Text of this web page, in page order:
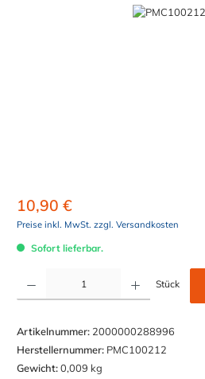
Bildergalerie überspringen
10,90 €
Preise inkl. MwSt. zzgl. Versandkosten
Sofort lieferbar.
Stück
Artikelnummer: 2000000288996
Herstellernummer: PMC100212
Gewicht:0,009 kg